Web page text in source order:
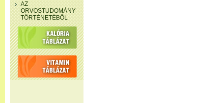
AZ
ORVOSTUDOMÁNY
TÖRTÉNETÉBŐL